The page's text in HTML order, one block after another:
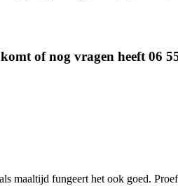
of nog vragen heeft 06
maaltijd fungeert het ook goed.